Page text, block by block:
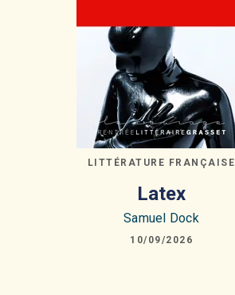
LITTÉRATURE FRANÇAISE
Latex
Samuel Dock
10/09/2026